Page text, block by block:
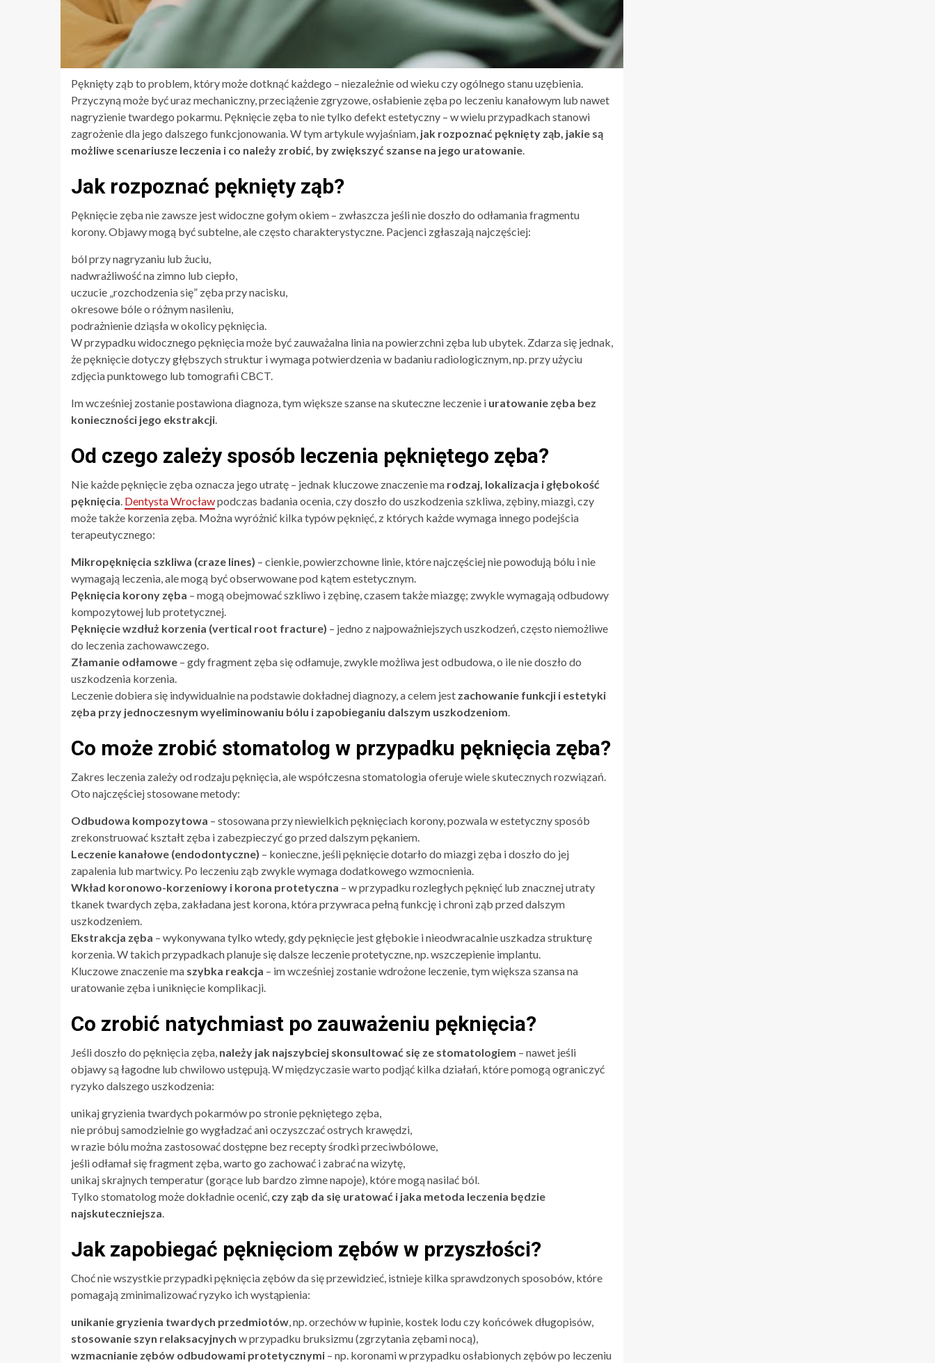
Pęknięty ząb to problem, który może dotknąć każdego – niezależnie od wieku czy ogólnego stanu uzębienia.
Przyczyną może być uraz mechaniczny, przeciążenie zgryzowe, osłabienie zęba po leczeniu kanałowym lub nawet
nagryzienie twardego pokarmu. Pęknięcie zęba to nie tylko defekt estetyczny – w wielu przypadkach stanowi
zagrożenie dla jego dalszego funkcjonowania. W tym artykule wyjaśniam, jak rozpoznać pęknięty ząb, jakie są
możliwe scenariusze leczenia i co należy zrobić, by zwiększyć szanse na jego uratowanie
Jak rozpoznać pęknięty ząb?
Pęknięcie zęba nie zawsze jest widoczne gołym okiem – zwłaszcza jeśli nie doszło do odłamania fragmentu
korony. Objawy mogą być subtelne, ale często charakterystyczne. Pacjenci zgłaszają najczęściej:
ból przy nagryzaniu lub żuciu,
nadwrażliwość na zimno lub ciepło,
uczucie „rozchodzenia się” zęba przy nacisku,
okresowe bóle o różnym nasileniu,
podrażnienie dziąsła w okolicy pęknięcia.
W przypadku widocznego pęknięcia może być zauważalna linia na powierzchni zęba lub ubytek. Zdarza się jednak,
że pęknięcie dotyczy głębszych struktur i wymaga potwierdzenia w badaniu radiologicznym, np. przy użyciu
zdjęcia punktowego lub tomografii CBCT.
Im wcześniej zostanie postawiona diagnoza, tym większe szanse na skuteczne leczenie i uratowanie zęba bez
konieczności jego ekstrakcji
Od czego zależy sposób leczenia pękniętego zęba?
Nie każde pęknięcie zęba oznacza jego utratę – jednak kluczowe znaczenie ma rodzaj, lokalizacja i głębokość
pęknięcia Dentysta Wrocławpodczas badania ocenia, czy doszło do uszkodzenia szkliwa, zębiny, miazgi, czy
może także korzenia zęba. Można wyróżnić kilka typów pęknięć, z których każde wymaga innego podejścia
terapeutycznego:
Mikropęknięcia szkliwa (craze lines) – cienkie, powierzchowne linie, które najczęściej nie powodują bólu i nie
wymagają leczenia, ale mogą być obserwowane pod kątem estetycznym.
Pęknięcia korony zęba – mogą obejmować szkliwo i zębinę, czasem także miazgę; zwykle wymagają odbudowy
kompozytowej lub protetycznej.
Pęknięcie wzdłuż korzenia (vertical root fracture) – jedno z najpoważniejszych uszkodzeń, często niemożliwe
do leczenia zachowawczego.
Złamanie odłamowe – gdy fragment zęba się odłamuje, zwykle możliwa jest odbudowa, o ile nie doszło do
uszkodzenia korzenia.
Leczenie dobiera się indywidualnie na podstawie dokładnej diagnozy, a celem jest zachowanie funkcji i estetyki
zęba przy jednoczesnym wyeliminowaniu bólu i zapobieganiu dalszym uszkodzeniom
Co może zrobić stomatolog w przypadku pęknięcia zęba?
Zakres leczenia zależy od rodzaju pęknięcia, ale współczesna stomatologia oferuje wiele skutecznych rozwiązań.
Oto najczęściej stosowane metody:
Odbudowa kompozytowa – stosowana przy niewielkich pęknięciach korony, pozwala w estetyczny sposób
zrekonstruować kształt zęba i zabezpieczyć go przed dalszym pękaniem.
Leczenie kanałowe (endodontyczne) – konieczne, jeśli pęknięcie dotarło do miazgi zęba i doszło do jej
zapalenia lub martwicy. Po leczeniu ząb zwykle wymaga dodatkowego wzmocnienia.
Wkład koronowo-korzeniowy i korona protetyczna – w przypadku rozległych pęknięć lub znacznej utraty
tkanek twardych zęba, zakładana jest korona, która przywraca pełną funkcję i chroni ząb przed dalszym
uszkodzeniem.
Ekstrakcja zęba – wykonywana tylko wtedy, gdy pęknięcie jest głębokie i nieodwracalnie uszkadza strukturę
korzenia. W takich przypadkach planuje się dalsze leczenie protetyczne, np. wszczepienie implantu.
Kluczowe znaczenie ma szybka reakcja – im wcześniej zostanie wdrożone leczenie, tym większa szansa na
uratowanie zęba i uniknięcie komplikacji.
Co zrobić natychmiast po zauważeniu pęknięcia?
Jeśli doszło do pęknięcia zęba, należy jak najszybciej skonsultować się ze stomatologiem – nawet jeśli
objawy są łagodne lub chwilowo ustępują. W międzyczasie warto podjąć kilka działań, które pomogą ograniczyć
ryzyko dalszego uszkodzenia:
unikaj gryzienia twardych pokarmów po stronie pękniętego zęba,
nie próbuj samodzielnie go wygładzać ani oczyszczać ostrych krawędzi,
w razie bólu można zastosować dostępne bez recepty środki przeciwbólowe,
jeśli odłamał się fragment zęba, warto go zachować i zabrać na wizytę,
unikaj skrajnych temperatur (gorące lub bardzo zimne napoje), które mogą nasilać ból.
Tylko stomatolog może dokładnie ocenić, czy ząb da się uratować i jaka metoda leczenia będzie
najskuteczniejsza
Jak zapobiegać pęknięciom zębów w przyszłości?
Choć nie wszystkie przypadki pęknięcia zębów da się przewidzieć, istnieje kilka sprawdzonych sposobów, które
pomagają zminimalizować ryzyko ich wystąpienia:
unikanie gryzienia twardych przedmiotów , np. orzechów w łupinie, kostek lodu czy końcówek długopisów,
stosowanie szyn relaksacyjnych w przypadku bruksizmu (zgrzytania zębami nocą),
wzmacnianie zębów odbudowami protetycznymi – np. koronami w przypadku osłabionych zębów po leczeniu